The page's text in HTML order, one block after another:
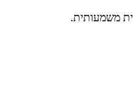
משמעותית.